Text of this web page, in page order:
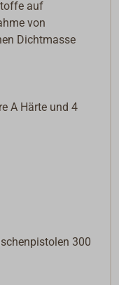
auf
von
Dichtmasse
A Härte und 4
300